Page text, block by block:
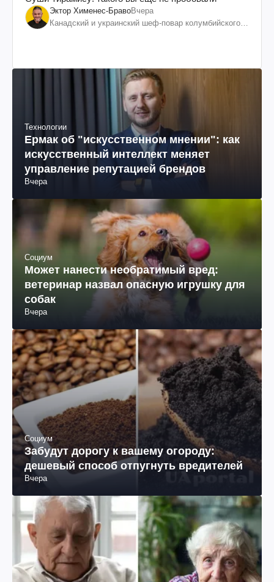
Эктор Хименес-БравоВчера
Канадский и украинский шеф-повар колумбийского
Технологии
Ермак об "искусственном мнении": как
искусственный интеллект меняет
управление репутацией брендов
Вчера
Социум
Может нанести необратимый вред:
ветеринар назвал опасную игрушку для
собак
Вчера
Социум
Забудут дорогу к вашему огороду:
дешевый способ отпугнуть вредителей
Вчера